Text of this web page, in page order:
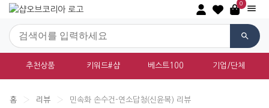
0
추천상품 키워드#샵 베스트100 기업/단체
홈 › 리뷰 › 민속화 손수건-연소답청(신윤복) 리뷰